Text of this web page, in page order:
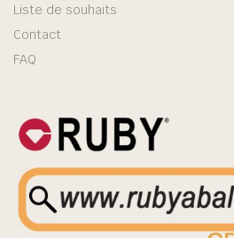
Liste de souhaits
Contact
FAQ